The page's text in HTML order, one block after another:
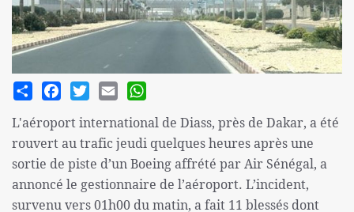
Share FacebookTwitterEmail
L'aéroport international de Diass, près de Dakar, a été
rouvert au trafic jeudi quelques heures après une
sortie de piste d’un Boeing affrété par Air Sénégal, a
annoncé le gestionnaire de l’aéroport. L’incident,
survenu vers 01h00 du matin, a fait 11 blessés dont